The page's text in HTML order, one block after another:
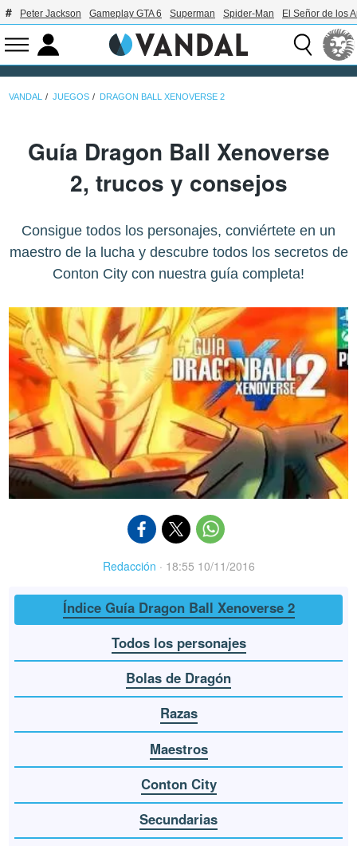
Peter Jackson Gameplay GTA 6 Superman Spider-Man El Señor de los
VANDAL JUEGOS DRAGON BALL XENOVERSE 2
Guía Dragon Ball Xenoverse
2, trucos y consejos
Consigue todos los personajes, conviértete en un
maestro de la lucha y descubre todos los secretos de
Conton City con nuestra guía completa!
Redacción · 18:55 10/11/2016
Índice Guía Dragon Ball Xenoverse 2
Todos los personajes
Bolas de Dragón
Razas
Maestros
Conton City
Secundarias